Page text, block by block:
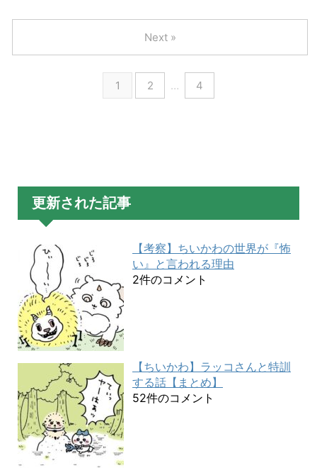
1 2 … 4
Next »
更新された記事
【考察】ちいかわの世界が『怖
い』と言われる理由
2件のコメント
【ちいかわ】ラッコさんと特訓
する話【まとめ】
52件のコメント